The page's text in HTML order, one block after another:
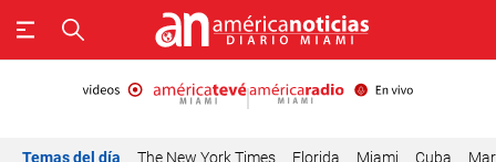
Temas del día The New York Times Florida Miami Cuba